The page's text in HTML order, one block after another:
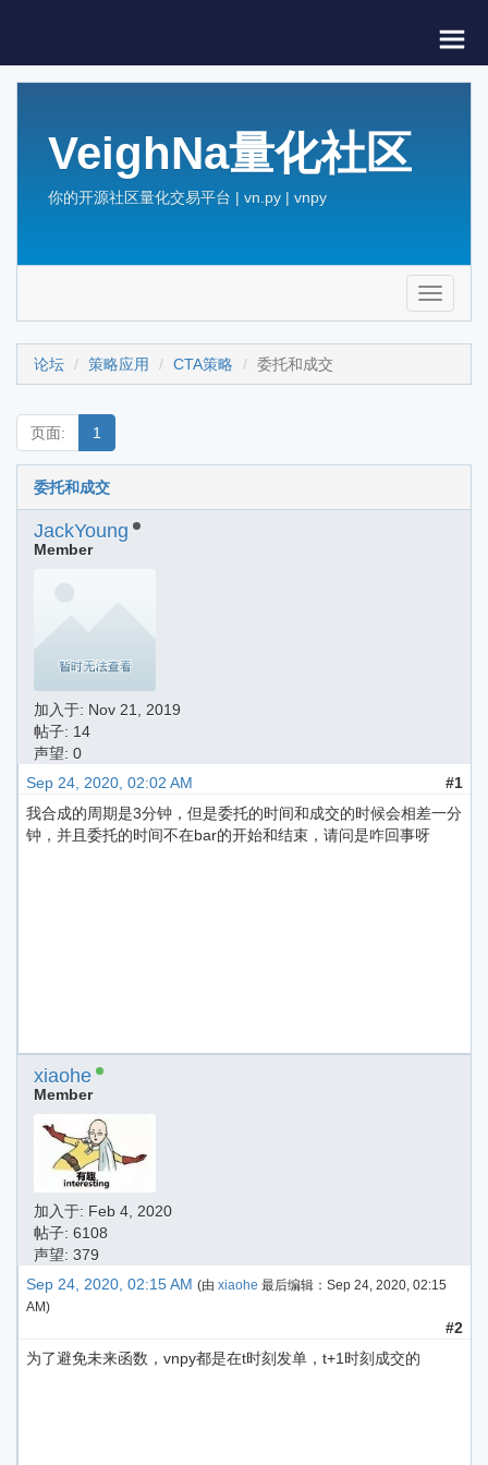
VeighNa量化社区
你的开源社区量化交易平台 | vn.py | vnpy
Toggle
论坛 策略应用 CTA策略 委托和成交
页面: 1
委托和成交
JackYoung
Member
加入于: Nov 21, 2019
帖子: 14
声望: 0
Sep 24, 2020, 02:02 AM
#1
我合成的周期是3分钟，但是委托的时间和成交的时候会相差一分
钟，并且委托的时间不在bar的开始和结束，请问是咋回事呀
xiaohe
Member
加入于: Feb 4, 2020
帖子: 6108
声望: 379
Sep 24, 2020, 02:15 AM (由 xiaohe 最后编辑： Sep 24, 2020, 02:15
AM)
#2
为了避免未来函数，vnpy都是在t时刻发单，t+1时刻成交的